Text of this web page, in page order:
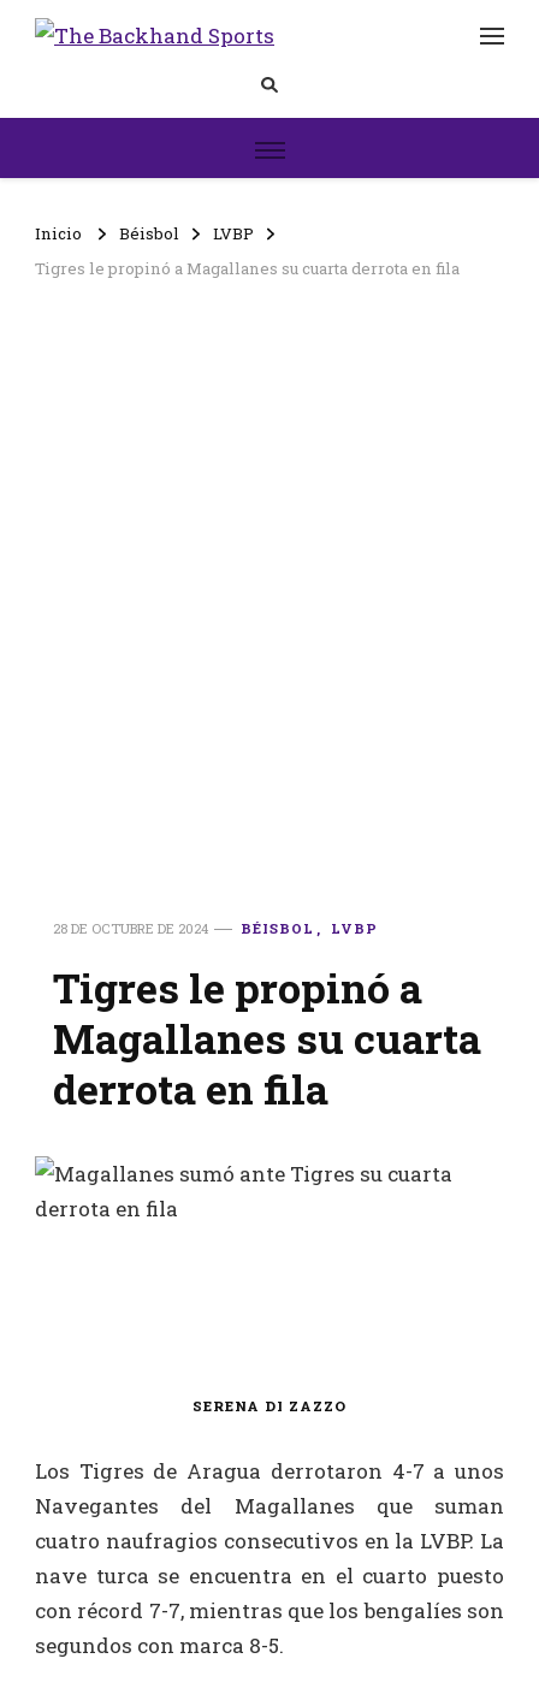
Backhand
Inicio Béisbol
LVBP
Tigres le propinó a Magallanes su cuarta derrota en fila
28 DE OCTUBRE DE 2024 BÉISBOL LVBP
Tigres le propinó a
Magallanes su cuarta
derrota en fila
SERENA DI ZAZZO
Los Tigres de Aragua derrotaron 4-7 a unos
Navegantes del Magallanes que suman
cuatro naufragios consecutivos en la LVBP. La
nave turca se encuentra en el cuarto puesto
con récord 7-7, mientras que los bengalíes son
segundos con marca 8-5.